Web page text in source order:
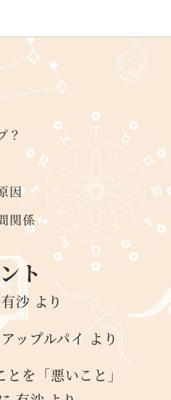
？
因
関係
ト
有沙 より
アップルパイ より
を「悪いこと」